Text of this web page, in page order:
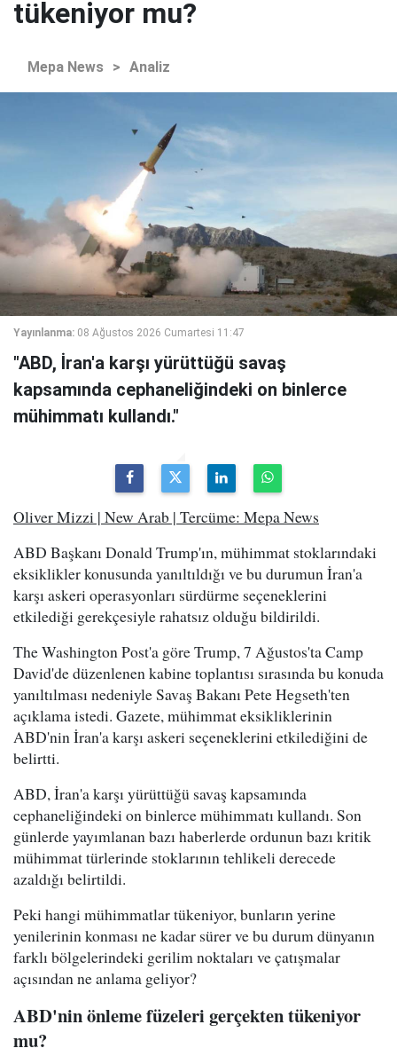
tükeniyor mu?
Mepa News > Analiz
Yayınlanma: 08 Ağustos 2026 Cumartesi 11:47
"ABD, İran'a karşı yürüttüğü savaş
kapsamında cephaneliğindeki on binlerce
mühimmatı kullandı."
Oliver Mizzi | New Arab | Tercüme: Mepa News
ABD Başkanı Donald Trump'ın, mühimmat stoklarındaki
eksiklikler konusunda yanıltıldığı ve bu durumun İran'a
karşı askeri operasyonları sürdürme seçeneklerini
etkilediği gerekçesiyle rahatsız olduğu bildirildi.
The Washington Post'a göre Trump, 7 Ağustos'ta Camp
David'de düzenlenen kabine toplantısı sırasında bu konuda
yanıltılması nedeniyle Savaş Bakanı Pete Hegseth'ten
açıklama istedi. Gazete, mühimmat eksikliklerinin
ABD'nin İran'a karşı askeri seçeneklerini etkilediğini de
belirtti.
ABD, İran'a karşı yürüttüğü savaş kapsamında
cephaneliğindeki on binlerce mühimmatı kullandı. Son
günlerde yayımlanan bazı haberlerde ordunun bazı kritik
mühimmat türlerinde stoklarının tehlikeli derecede
azaldığı belirtildi.
Peki hangi mühimmatlar tükeniyor, bunların yerine
yenilerinin konması ne kadar sürer ve bu durum dünyanın
farklı bölgelerindeki gerilim noktaları ve çatışmalar
açısından ne anlama geliyor?
ABD'nin önleme füzeleri gerçekten tükeniyor
mu?